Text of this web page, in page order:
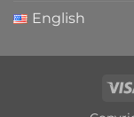
English